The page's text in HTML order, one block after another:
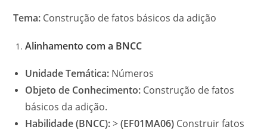
Tema: Construção de fatos básicos da adição
Alinhamento com a BNCC
Unidade Temática: Números
Objeto de Conhecimento: Construção de fatos
básicos da adição.
Habilidade (BNCC):>(EF01MA06) Construir fatos